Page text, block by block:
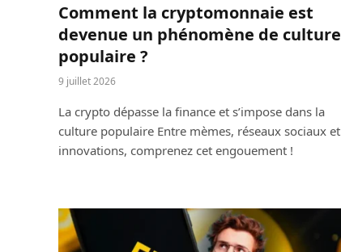
Comment la cryptomonnaie est
devenue un phénomène de culture
populaire ?
9 juillet 2026
La crypto dépasse la finance et s’impose dans la
culture populaire Entre mèmes, réseaux sociaux et
innovations, comprenez cet engouement !